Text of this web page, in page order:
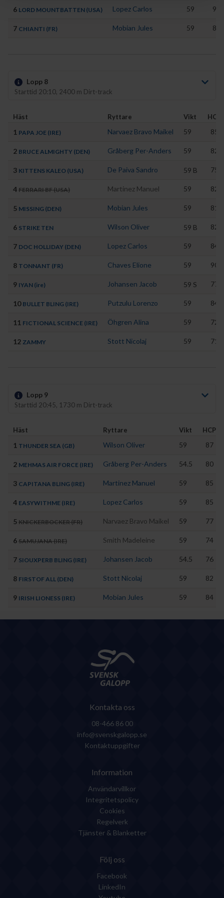
6 LORD MOUNTBATTEN (USA) Lopez Carlos 59 93
7 CHIANTI (FR) Mobian Jules 59 86
Lopp 8
Starttid 20:10, 2400 m Dirt-track
Häst Ryttare Vikt HCP
1 PAPA JOE (IRE) Narvaez Bravo Maikel 59 85
2 BRUCE ALMIGHTY (DEN) Gråberg Per-Anders 59 82
3 KITTENS KALEO (USA) De Paiva Sandro 59 B 75
4 FERRARI BF (USA) Martinez Manuel 59 82
5 MISSING (DEN) Mobian Jules 59 81
6 STRIKE TEN Wilson Oliver 59 B 82
7 DOC HOLLIDAY (DEN) Lopez Carlos 59 84
8 TONNANT (FR) Chaves Elione 59 90
9 IYAN (ire) Johansen Jacob 59 S 77
10 BULLET BLING (IRE) Putzulu Lorenzo 59 84
11 FICTIONAL SCIENCE (IRE) Öhgren Alina 59 72
12 ZAMMY Stott Nicolaj 59 71
Lopp 9
Starttid 20:45, 1730 m Dirt-track
Häst Ryttare Vikt HCP
1 THUNDER SEA (GB) Wilson Oliver 59 87
2 MEHMAS AIR FORCE (IRE) Gråberg Per-Anders 54.5 80
3 CAPITANA BLING (IRE) Martinez Manuel 59 85
4 EASYWITHME (IRE) Lopez Carlos 59 85
5 KNICKERBOCKER (FR) Narvaez Bravo Maikel 59 77
6 SAMUJANA (IRE) Smith Madeleine 59 74
7 SIOUXPERB BLING (IRE) Johansen Jacob 54.5 76
8 FIRSTOF ALL (DEN) Stott Nicolaj 59 82
9 IRISH LIONESS (IRE) Mobian Jules 59 84
Kontakta oss
08-466 86 00
info@svenskgalopp.se
Kontaktuppgifter
Information
Användarvillkor
Integritetspolicy
Cookies
Regelverk
Tjänster & Blanketter
Följ oss
Facebook
LinkedIn